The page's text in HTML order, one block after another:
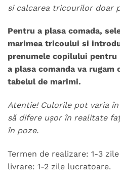
si calcarea tricourilor doar
Pentru a plasa comada,
marimea tricoului si
prenumele copilului pentru
a plasa comanda va
tabelul de marimi.
Atentie! Culorile pot varia
să difere ușor în realitate
în poze.
Termen de realizare: 1-3
livrare: 1-2 zile lucratoare.